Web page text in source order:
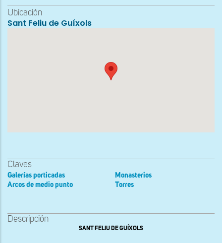
Ubicación
Sant Feliu de Guíxols
Claves
Galerías porticadas
Arcos de medio punto
Monasterios
Torres
Descripción
SANT FELIU DE GUÍXOLS